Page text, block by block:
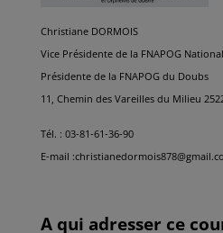
Christiane DORMOIS
Vice Présidente de la FNAPOG
Présidente de la FNAPOG du Doubs
11, Chemin des Vareilles du Milieu
Tél. : 03-81-61-36-90
E-mail
A qui adresser ce